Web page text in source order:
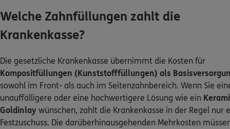
Welche Zahnfüllungen zahlt die
Krankenkasse?
Die gesetzliche Krankenkasse übernimmt die Kosten für
Kompositfüllungen (Kunststofffüllungen) als
sowohl im Front- als auch im Seitenzahnbereich. Wenn Sie
unauffälligere oder eine hochwertigere Lösung wie ein
Goldinlay wünschen, zahlt die Krankenkasse in der Regel nur
Festzuschuss. Die darüberhinausgehenden Mehrkosten